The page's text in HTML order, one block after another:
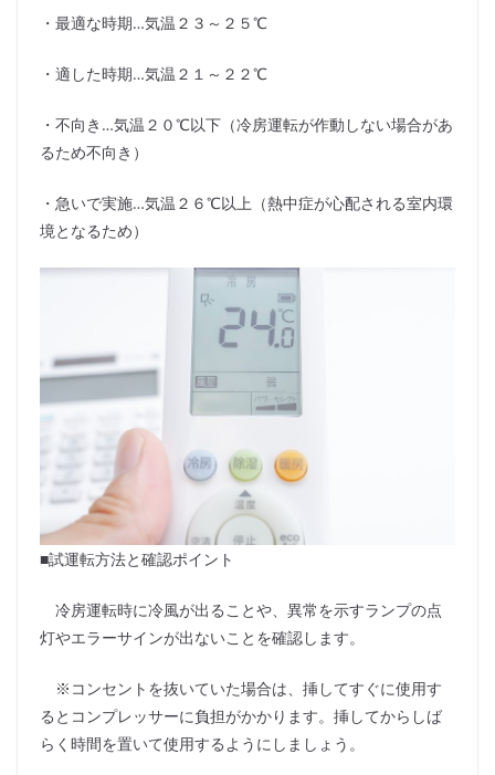
・最適な時期…気温２３～２５℃
・適した時期…気温２１～２２℃
・不向き…気温２０℃以下（冷房運転が作動しない場合があ
るため不向き）
・急いで実施…気温２６℃以上（熱中症が心配される室内環
境となるため）
■試運転方法と確認ポイント
冷房運転時に冷風が出ることや、異常を示すランプの点
灯やエラーサインが出ないことを確認します。
※コンセントを抜いていた場合は、挿してすぐに使用す
るとコンプレッサーに負担がかかります。挿してからしば
らく時間を置いて使用するようにしましょう。